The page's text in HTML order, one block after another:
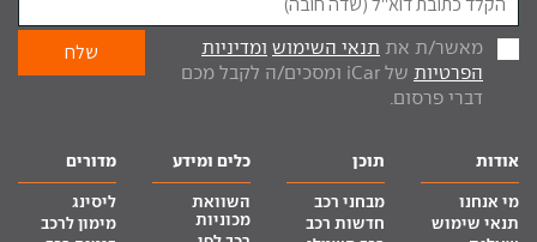
מאשר/ת את תנאי השימוש ומדיניות
הפרטיות
של iCar ומסכים/ה לקבל מכם
דברי פרסום.
אודות
מי אנחנו
תנאי שימוש
תוכן
מבחני רכב
חדשות רכב
כלים ומידע
השוואת
מכוניות
מדורים
ליסינג
מימון לרכב